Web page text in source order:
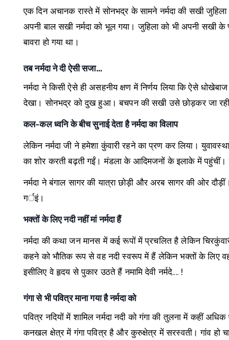
एक दिन अचानक रास्ते में सोनभद्र के सामने नर्मदा की सखी
अपनी बाल सखी नर्मदा को भूल गया। जुहिला को भी अपनी सखी
बावरा हो गया था।
तब नर्मदा ने दी ऐसी सजा…
नर्मदा ने किसी ऐसे ही असहनीय क्षण में निर्णय लिया कि ऐसे
देखा। सोनभद्र को दुख हुआ। बचपन की सखी उसे छोड़कर जा रही
कल-कल ध्वनि के बीच सुनाई देता है नर्मदा का विलाप
लेकिन नर्मदा जी ने हमेशा कुंवारी रहने का प्रण कर लिया।
का शोर करती बढ़ती गईं। मंडला के आदिमजनों के इलाके में पहुंचीं।
नर्मदा ने बंगाल सागर की यात्रा छोड़ी और अरब सागर की ओर
गर्इं।
भक्तों के लिए नदी नहीं मां नर्मदा हैं
नर्मदा की कथा जन मानस में कई रूपों में प्रचलित है लेकिन
कहने को भौतिक रूप से वह नदी स्वरूप में हैं लेकिन भक्तों के लिए वह
इसीलिए वे हृदय से पुकार उठते हैं नमामि देवी नर्मदे.... !
गंगा से भी पवित्र माना गया है नर्मदा को
पवित्र नदियों में शामिल नर्मदा नदी को गंगा की तुलना में कहीं
कनखल क्षेत्र में गंगा पवित्र है और कुरुक्षेत्र में सरस्वती। गांव हो